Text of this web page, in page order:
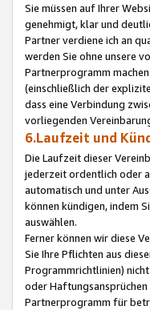
Sie müssen auf Ihrer
genehmigt, klar und
Partner verdiene ich an
werden Sie ohne unsere
Partnerprogramm
(einschließlich der
dass eine Verbindung
vorliegenden
6.Laufzeit und
Die Laufzeit dieser
jederzeit ordentlich oder
automatisch und unter
können kündigen, indem
auswählen.
Ferner können wir diese
Sie Ihre Pflichten aus
Programmrichtlinien)
oder
Partnerprogramm für